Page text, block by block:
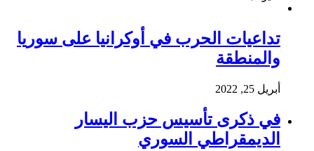
تداعيات الحرب في أوكرانيا على سوريا
والمنطقة
أبريل 25, 2022
في ذكرى تأسيس حزب اليسار
الديمقراطي السوري